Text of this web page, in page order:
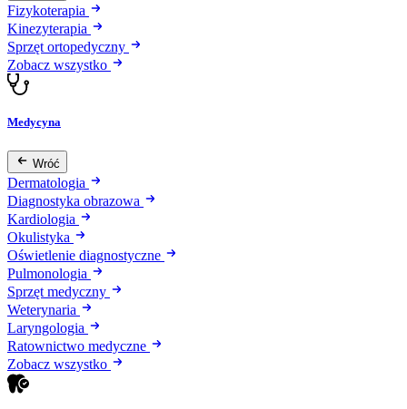
Fizykoterapia
Kinezyterapia
Sprzęt ortopedyczny
Zobacz wszystko
Medycyna
Wróć
Dermatologia
Diagnostyka obrazowa
Kardiologia
Okulistyka
Oświetlenie diagnostyczne
Pulmonologia
Sprzęt medyczny
Weterynaria
Laryngologia
Ratownictwo medyczne
Zobacz wszystko